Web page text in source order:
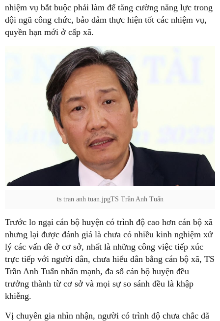
nhiệm vụ bắt buộc phải làm để tăng cường năng lực trong
đội ngũ công chức, bảo đảm thực hiện tốt các nhiệm vụ,
quyền hạn mới ở cấp xã.
ts tran anh tuan.jpgTS Trần Anh Tuấn
Trước lo ngại cán bộ huyện có trình độ cao hơn cán bộ xã
nhưng lại được đánh giá là chưa có nhiều kinh nghiệm xử
lý các vấn đề ở cơ sở, nhất là những công việc tiếp xúc
trực tiếp với người dân, chưa hiểu dân bằng cán bộ xã, TS
Trần Anh Tuấn nhấn mạnh, đa số cán bộ huyện đều
trưởng thành từ cơ sở và mọi sự so sánh đều là khập
khiễng.
Vị chuyên gia nhìn nhận, người có trình độ chưa chắc đã